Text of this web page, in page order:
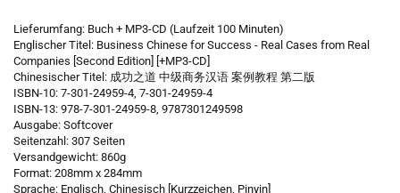
Lieferumfang: Buch + MP3-CD (Laufzeit 100 Minuten)
Englischer Titel: Business Chinese for Success - Real Cases from Real
Companies [Second Edition] [+MP3-CD]
Chinesischer Titel: 成功之道 中级商务汉语 案例教程 第二版
ISBN-10: 7-301-24959-4, 7-301-24959-4
ISBN-13: 978-7-301-24959-8, 9787301249598
Ausgabe: Softcover
Seitenzahl: 307 Seiten
Versandgewicht: 860g
Format: 208mm x 284mm
Sprache: Englisch, Chinesisch [Kurzzeichen, Pinyin]